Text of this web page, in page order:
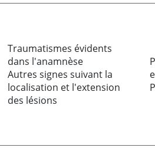
Traumatismes évidents
dans l'anamnèse
Autres signes suivant la
localisation et l'extension
des lésions